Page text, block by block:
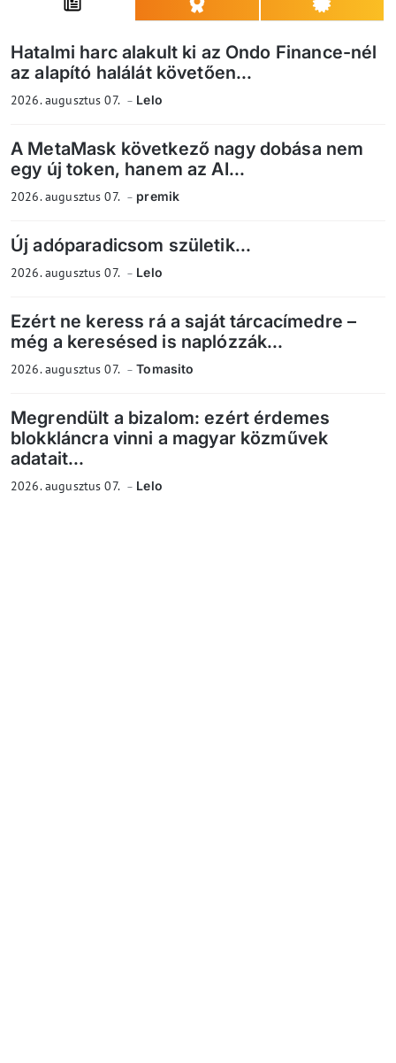
Hatalmi harc alakult ki az Ondo Finance-nél
az alapító halálát követően...
2026. augusztus 07. Lelo
A MetaMask következő nagy dobása nem
egy új token, hanem az AI...
2026. augusztus 07. premik
Új adóparadicsom születik...
2026. augusztus 07. Lelo
Ezért ne keress rá a saját tárcacímedre –
még a keresésed is naplózzák...
2026. augusztus 07. Tomasito
Megrendült a bizalom: ezért érdemes
blokkláncra vinni a magyar közművek
adatait...
2026. augusztus 07. Lelo